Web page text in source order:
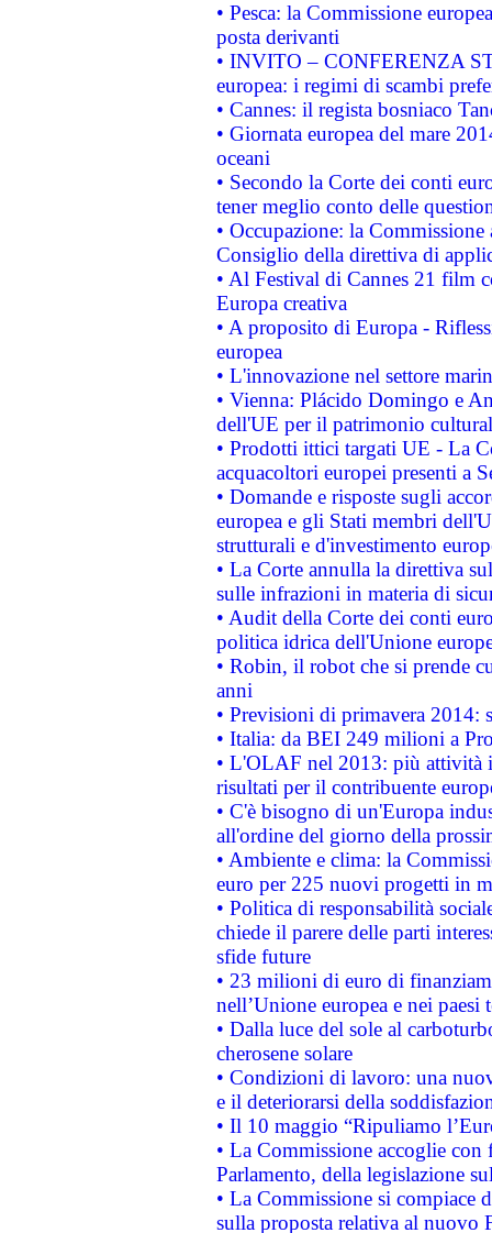
• Pesca: la Commissione
posta derivanti
• INVITO – CONFERENZA
europea: i regimi di scambi
• Cannes: il regista bosniaco
• Giornata europea del mare
oceani
• Secondo la Corte dei conti
tener meglio conto delle
• Occupazione: la
Consiglio della direttiva di
• Al Festival di Cannes 21 film
Europa creativa
• A proposito di Europa -
europea
• L'innovazione nel settore
• Vienna: Plácido Domingo e
dell'UE per il patrimonio
• Prodotti ittici targati UE - La
acquacoltori europei presenti a
• Domande e risposte sugli
europea e gli Stati membri
strutturali e d'investimento
• La Corte annulla la direttiva
sulle infrazioni in materia di
• Audit della Corte dei conti
politica idrica dell'Unione
• Robin, il robot che si prende
anni
• Previsioni di primavera 2014:
• Italia: da BEI 249 milioni a
• L'OLAF nel 2013: più attività
risultati per il contribuente
• C'è bisogno di un'Europa
all'ordine del giorno della
• Ambiente e clima: la
euro per 225 nuovi progetti in
• Politica di responsabilità
chiede il parere delle parti
sfide future
• 23 milioni di euro di
nell’Unione europea e nei paesi
• Dalla luce del sole al
cherosene solare
• Condizioni di lavoro: una
e il deteriorarsi della
• Il 10 maggio “Ripuliamo
• La Commissione accoglie
Parlamento, della legislazione
• La Commissione si compiace
sulla proposta relativa al nuovo